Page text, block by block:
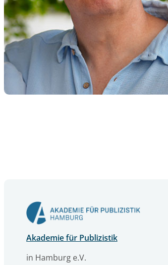
Akademie für Publizistik
in Hamburg e.V.